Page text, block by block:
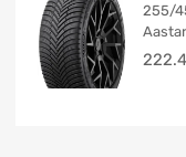
255/